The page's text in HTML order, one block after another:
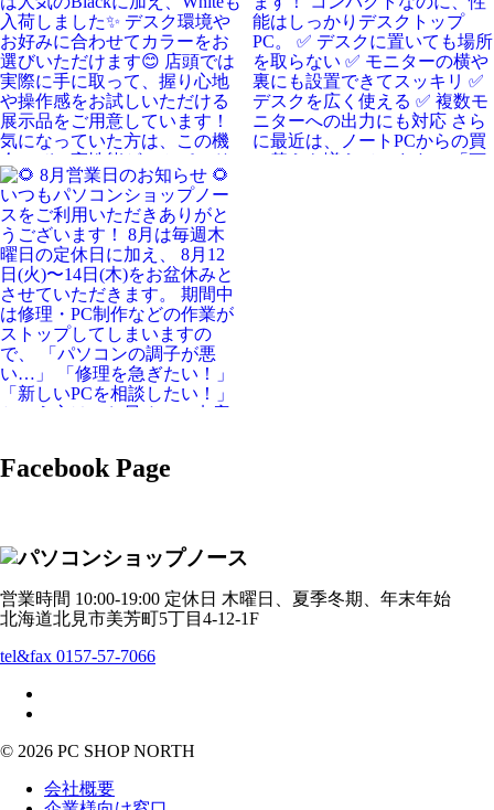
Facebook Page
営業時間 10:00-19:00 定休日 木曜日、夏季冬期、年末年始
北海道北見市美芳町5丁目4-12-1F
tel&fax 0157-57-7066
© 2026 PC SHOP NORTH
会社概要